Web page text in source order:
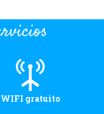
WIFI gratuito